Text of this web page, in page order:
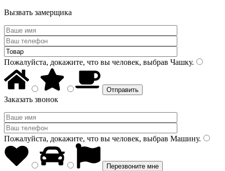
Вызвать замерщика
Пожалуйста, докажите, что вы человек, выбрав Чашку.
Заказать звонок
Пожалуйста, докажите, что вы человек, выбрав Машину.